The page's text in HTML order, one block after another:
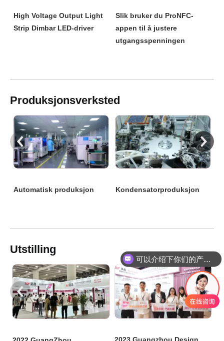
High Voltage Output Light
Slik bruker du ProNFC-
appen til å justere
Produksjonsverksted
Utstilling
可以介绍下你们的产品么？